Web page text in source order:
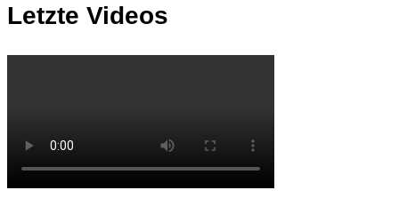
Letzte Videos